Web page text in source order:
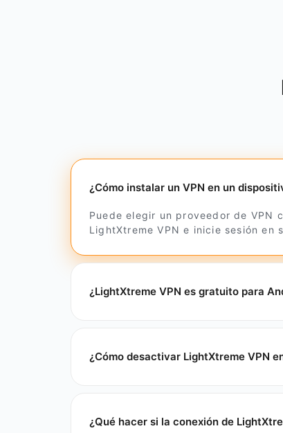
¿Cómo instalar un VPN en un
Puede elegir un proveedor de VPN
LightXtreme VPN e inicie sesión
¿LightXtreme VPN es gratuito para
¿Cómo desactivar LightXtreme VPN
¿Qué hacer si la conexión de